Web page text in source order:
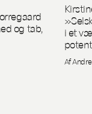
og tab,
i et
Af